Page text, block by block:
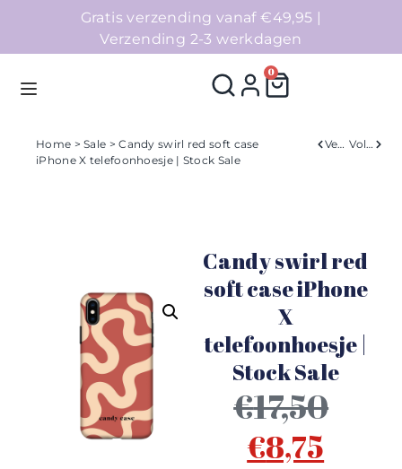
Gratis verzending vanaf €49,95 |
Verzending 2-3 werkdagen
0
Collecties
Home >Sale > Candy swirl red soft case
iPhone X telefoonhoesje | Stock Sale
Verleden Volgend
Candy swirl red
soft case iPhone
X
telefoonhoesje |
Stock Sale
€17,50
€8,75